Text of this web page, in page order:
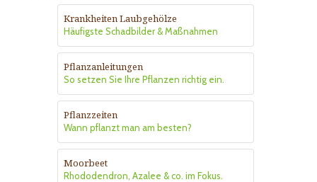
Krankheiten Laubgehölze
Häufigste Schadbilder & Maßnahmen
Pflanzanleitungen
So setzen Sie Ihre Pflanzen richtig ein.
Pflanzzeiten
Wann pflanzt man am besten?
Moorbeet
Rhododendron, Azalee & co. im Fokus.